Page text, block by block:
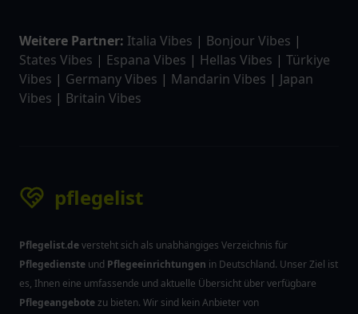
Weitere Partner: Italia Vibes | Bonjour Vibes |
States Vibes | Espana Vibes | Hellas Vibes | Türkiye
Vibes | Germany Vibes | Mandarin Vibes | Japan
Vibes | Britain Vibes
pflegelist
Pflegelist.deversteht sich als unabhängiges Verzeichnis für
Pflegedienste und Pflegeeinrichtungen in Deutschland. Unser Ziel ist
es, Ihnen eine umfassende und aktuelle Übersicht über verfügbare
Pflegeangebotezu bieten. Wir sind kein Anbieter von